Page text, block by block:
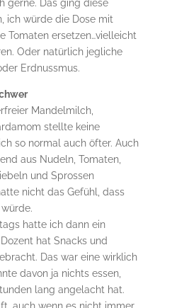
gerne. Das ging diese
ich würde die Dose mit
Tomaten ersetzen…vielleicht
Oder natürlich jegliche
Erdnussmus.
Mandelmilch,
stellte keine
so normal auch öfter. Auch
aus Nudeln, Tomaten,
und Sprossen
nicht das Gefühl, dass
hatte ich dann ein
hat Snacks und
Das war eine wirklich
davon ja nichts essen,
lang angelacht hat.